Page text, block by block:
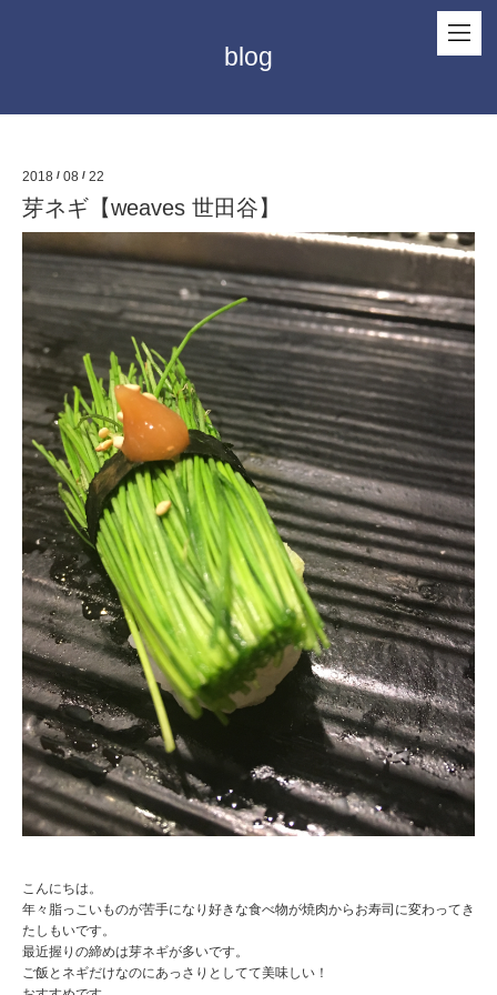
blog
2018 / 08 / 22
芽ネギ【weaves 世田谷】
こんにちは。
年々脂っこいものが苦手になり好きな食べ物が焼肉からお寿司に変わってき
たしもいです。
最近握りの締めは芽ネギが多いです。
ご飯とネギだけなのにあっさりとしてて美味しい！